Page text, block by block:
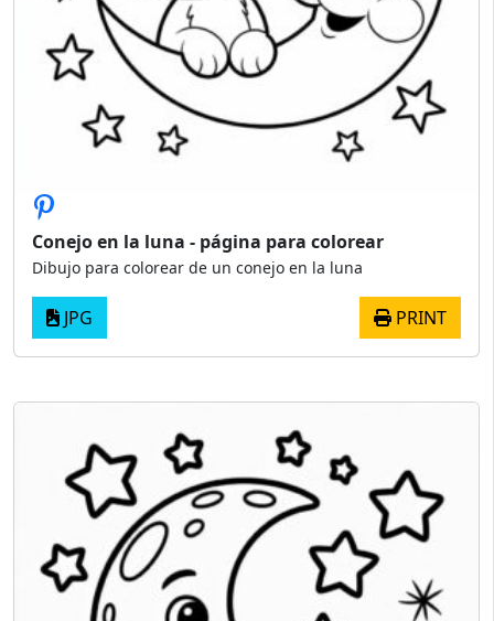
Conejo en la luna - página para colorear
Dibujo para colorear de un conejo en la luna
JPG PRINT